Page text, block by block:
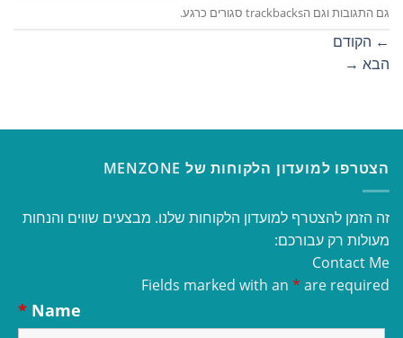
גם התגובות וגם הtrackbacks סגורים כרגע.
← הקודם
הבא →
הצטרפו למועדון הלקוחות של MENZONE
זה הזמן להצטרף למועדון הלקוחות שלנו. מבצעים שווים והנחות
מעולות רק עבורכם:
Contact Me
Fields marked with an * are required
Name
*